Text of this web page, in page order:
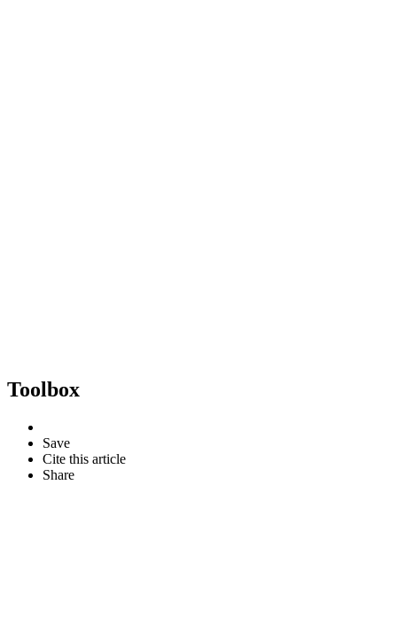
Toolbox
Save
Cite this article
Share